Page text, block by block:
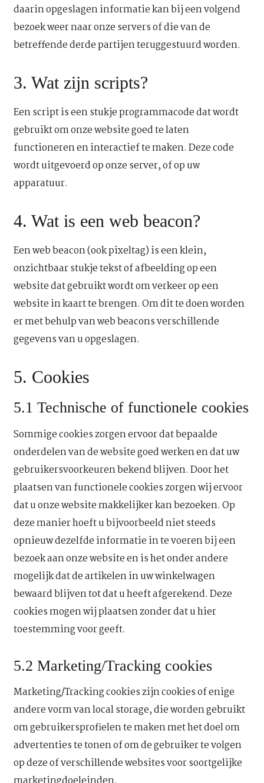
daarin opgeslagen informatie kan bij een volgend
bezoek weer naar onze servers of die van de
betreffende derde partijen teruggestuurd worden.
3. Wat zijn scripts?
Een script is een stukje programmacode dat wordt
gebruikt om onze website goed te laten
functioneren en interactief te maken. Deze code
wordt uitgevoerd op onze server, of op uw
apparatuur.
4. Wat is een web beacon?
Een web beacon (ook pixeltag) is een klein,
onzichtbaar stukje tekst of afbeelding op een
website dat gebruikt wordt om verkeer op een
website in kaart te brengen. Om dit te doen worden
er met behulp van web beacons verschillende
gegevens van u opgeslagen.
5. Cookies
5.1 Technische of functionele cookies
Sommige cookies zorgen ervoor dat bepaalde
onderdelen van de website goed werken en dat uw
gebruikersvoorkeuren bekend blijven. Door het
plaatsen van functionele cookies zorgen wij ervoor
dat u onze website makkelijker kan bezoeken. Op
deze manier hoeft u bijvoorbeeld niet steeds
opnieuw dezelfde informatie in te voeren bij een
bezoek aan onze website en is het onder andere
mogelijk dat de artikelen in uw winkelwagen
bewaard blijven tot dat u heeft afgerekend. Deze
cookies mogen wij plaatsen zonder dat u hier
toestemming voor geeft.
5.2 Marketing/Tracking cookies
Marketing/Tracking cookies zijn cookies of enige
andere vorm van local storage, die worden gebruikt
om gebruikersprofielen te maken met het doel om
advertenties te tonen of om de gebruiker te volgen
op deze of verschillende websites voor soortgelijke